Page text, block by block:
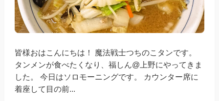
皆様おはこんにちは！ 魔法戦士つちのこタンです。
タンメンが食べたくなり、福しん@上野にやってきま
した。 今日はソロモーニングです。 カウンター席に
着座して目の前...